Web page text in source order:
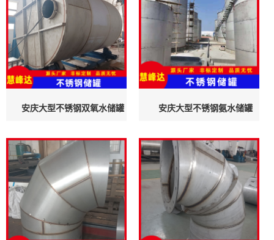
安庆大型不锈钢双氧水储罐 安庆大型不锈钢氨水储罐